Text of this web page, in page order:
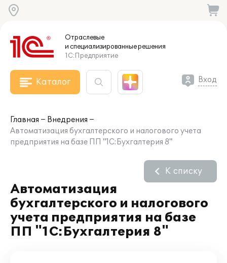
Отраслевые
и специализированныерешения
1С:Предприятие
Каталог Вход
Главная
Внедрения
Автоматизация бухгалтерского и налогового учета
предприятия на базе ПП "1С:Бухгалтерия 8"
Автоматизация
бухгалтерского и налогового
учета предприятия на базе
ПП "1С:Бухгалтерия 8"
К списку